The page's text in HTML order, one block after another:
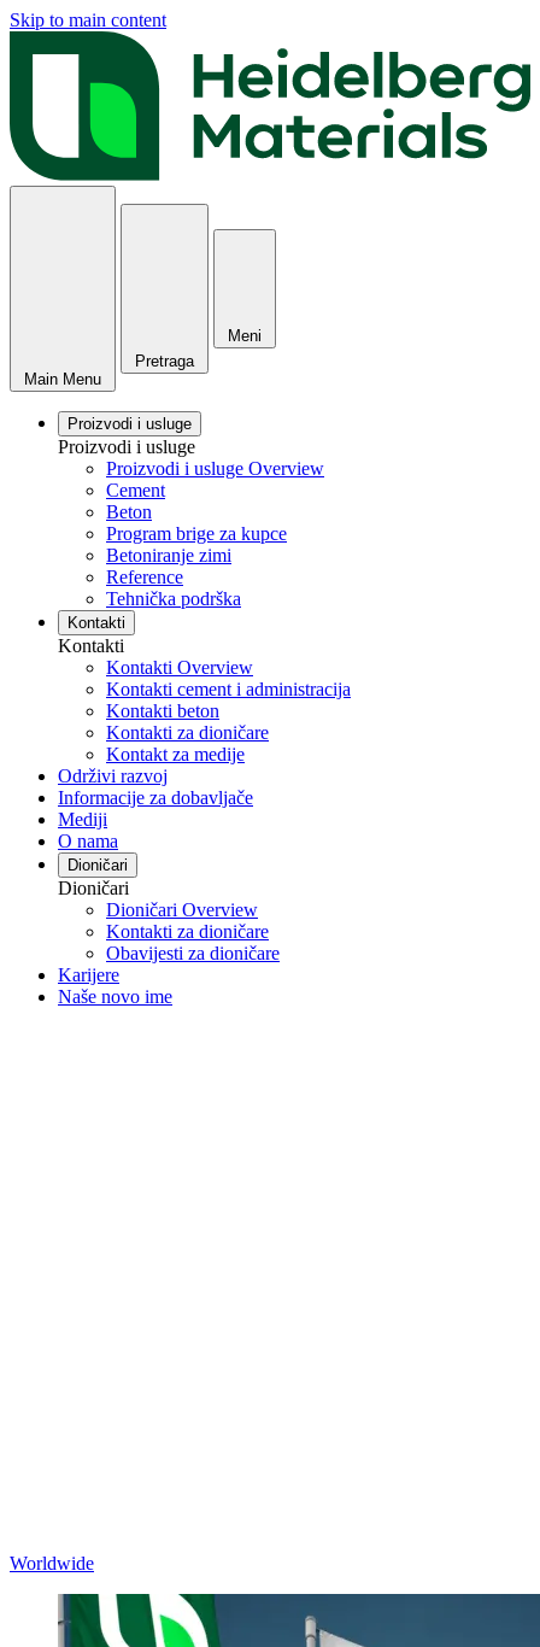
Skip to main content
Main Menu
Pretraga
Meni
Proizvodi i usluge
Proizvodi i usluge
Proizvodi i usluge Overview
Cement
Beton
Program brige za kupce
Betoniranje zimi
Reference
Tehnička podrška
Kontakti
Kontakti
Kontakti Overview
Kontakti cement i administracija
Kontakti beton
Kontakti za dioničare
Kontakt za medije
Održivi razvoj
Informacije za dobavljače
Mediji
O nama
Dioničari
Dioničari
Dioničari Overview
Kontakti za dioničare
Obavijesti za dioničare
Karijere
Naše novo ime
Worldwide